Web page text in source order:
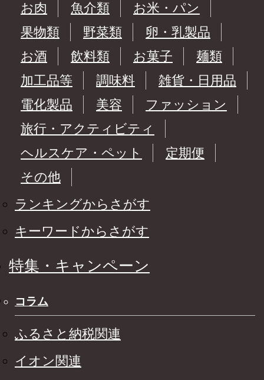
お肉
魚介類
お米・パン
果物類
野菜類
卵・乳製品
お酒
飲料類 お菓子
麺類
加工品等
調味料
雑貨・日用品
電化製品
美容
ファッション
旅行・アクティビティ
ヘルスケア・ペット
定期便
その他
ランキングからさがす
キーワードからさがす
特集・キャンペーン
コラム
ふるさと納税関連
イオン関連